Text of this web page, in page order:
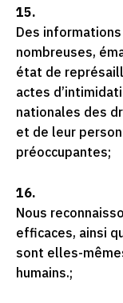
15.
Des
nombreuses,
état de
actes
nationales des
et de leur
préoccupantes;
16.
Nous
efficaces, ainsi
sont elles-
humains.;